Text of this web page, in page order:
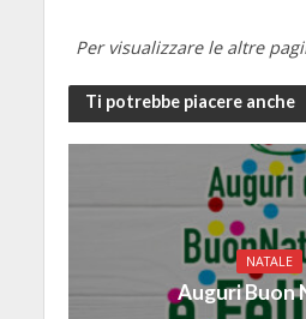
Per visualizzare le altre
Ti potrebbe piacere anche
NATALE
Auguri Buon